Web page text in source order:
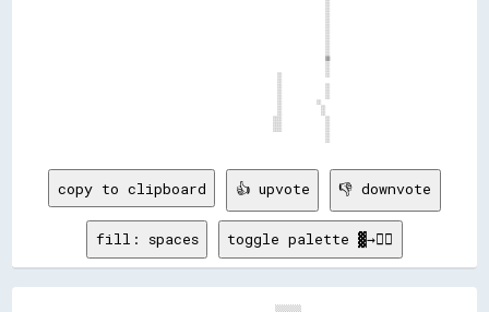
                                                                                                        ▒▒
copy to clipboard 👍 upvote 👎 downvote
fill: spaces toggle palette ▓→✊🏽